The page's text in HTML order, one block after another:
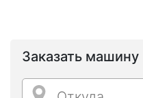
Заказать машину